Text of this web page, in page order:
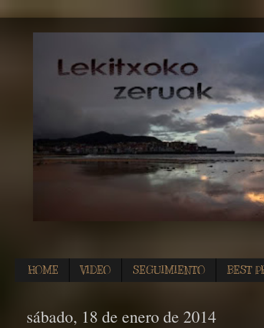
HOME VIDEO SEGUIMIENTO BEST
sábado, 18 de enero de 2014